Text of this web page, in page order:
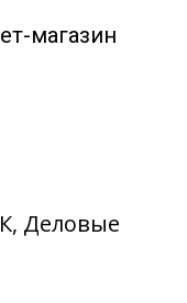
магазин
Деловые